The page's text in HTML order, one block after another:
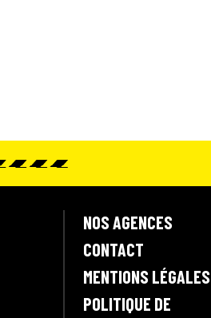
NOS AGENCES
CONTACT
MENTIONS LÉGALES
POLITIQUE DE